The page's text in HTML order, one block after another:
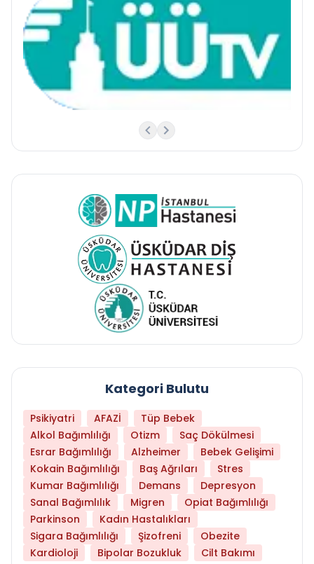
Kategori Bulutu
Psikiyatri AFAZİ
Tüp Bebek
Alkol Bağımlılığı
Otizm
Saç Dökülmesi
Esrar Bağımlılığı
Alzheimer
Bebek Gelişimi
Kokain Bağımlılığı
Baş Ağrıları
Stres
Kumar Bağımlılığı
Demans
Depresyon
Sanal Bağımlılık
Migren
Opiat Bağımlılığı
Parkinson
Kadın Hastalıkları
Sigara Bağımlılığı
Şizofreni
Obezite
Kardioloji
Bipolar Bozukluk Cilt Bakımı